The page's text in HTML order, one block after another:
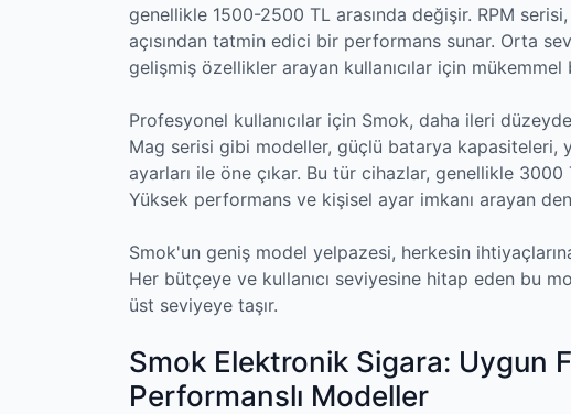
genellikle 1500-2500 TL arasında değişir. RPM
açısından tatmin edici bir performans sunar. Orta
gelişmiş özellikler arayan kullanıcılar için mükemmel
Profesyonel kullanıcılar için Smok, daha ileri
Mag serisi gibi modeller, güçlü batarya kapasiteleri,
ayarları ile öne çıkar. Bu tür cihazlar, genellikle
Yüksek performans ve kişisel ayar imkanı arayan
Smok'un geniş model yelpazesi, herkesin
Her bütçeye ve kullanıcı seviyesine hitap eden bu
üst seviyeye taşır.
Smok Elektronik Sigara: Uygun
Performanslı Modeller